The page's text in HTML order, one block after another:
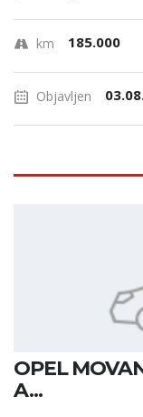
km 185.000
Objavljen
OPEL
A...